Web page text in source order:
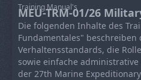
Training Manual's
MEU-TRM-01/26
Die folgenden Inhalte des
Fundamentales"
Verhaltensstandards, die
sowie einfache
der 27th Marine